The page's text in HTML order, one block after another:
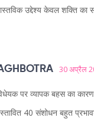
उद्देश्य केवल शक्ति का
30 अप्रैल
पर व्यापक बहस का कारण
40 संशोधन बहुत